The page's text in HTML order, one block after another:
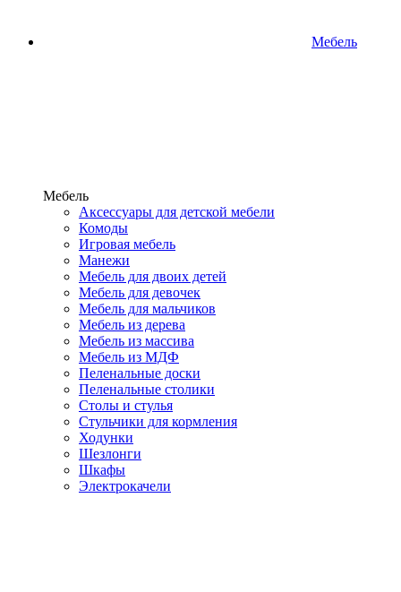
Мебель
Мебель
Аксессуары для детской мебели
Комоды
Игровая мебель
Манежи
Мебель для двоих детей
Мебель для девочек
Мебель для мальчиков
Мебель из дерева
Мебель из массива
Мебель из МДФ
Пеленальные доски
Пеленальные столики
Столы и стулья
Стульчики для кормления
Ходунки
Шезлонги
Шкафы
Электрокачели